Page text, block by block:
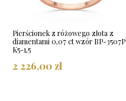
Pierścionek z różowego złota z
diamentami 0,07 ct wzór BP-3507P
K5-1,5
2 226,00 zł